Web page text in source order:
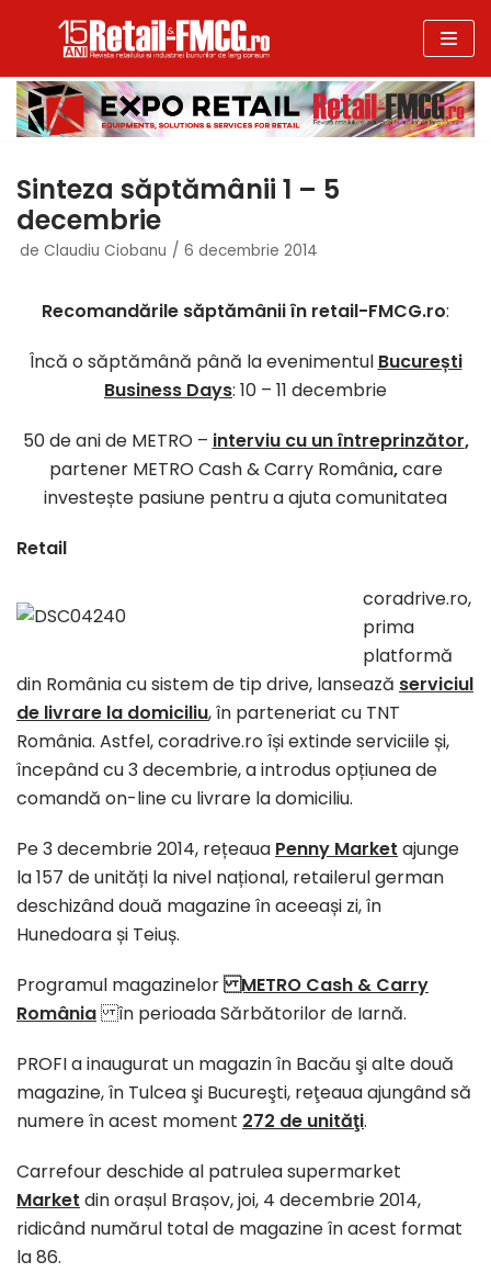
la
conținut
Sinteza săptămânii 1 – 5
decembrie
de Claudiu Ciobanu 6 decembrie 2014
Recomandările săptămânii în retail-FMCG.ro:
Încă o săptămână până la evenimentul București
Business Days: 10 – 11 decembrie
50 de ani de METRO – interviu cu un întreprinzător,
partener METRO Cash & Carry România,care
investește pasiune pentru a ajuta comunitatea
Retail
coradrive.ro,
prima
platformă
din România cu sistem de tip drive, lansează serviciul
de livrare la domiciliu, în parteneriat cu TNT
România. Astfel, coradrive.ro își extinde serviciile și,
începând cu 3 decembrie, a introdus opțiunea de
comandă on-line cu livrare la domiciliu.
Pe 3 decembrie 2014, rețeaua Penny Market ajunge
la 157 de unități la nivel național, retailerul german
deschizând două magazine în aceeași zi, în
Hunedoara și Teiuș.
Programul magazinelorMETRO Cash & Carry
Româniaîn perioada Sărbătorilor de Iarnă.
PROFI a inaugurat un magazin în Bacău şi alte două
magazine, în Tulcea şi Bucureşti, reţeaua ajungând să
numere în acest moment 272 de unităţi.
Carrefour deschide al patrulea supermarket
Market din orașul Brașov, joi, 4 decembrie 2014,
ridicând numărul total de magazine în acest format
la 86.